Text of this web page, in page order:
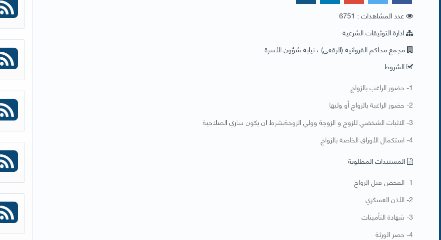
عدد المشاهدات : 6751
ادارة التوثيقات الشرعية
مجمع محاكم الفروانية (الرقعي) ، نيابة شؤون الأسرة
الشروط
​1- حضور الراغب بالزواج
2- حضور الراغبة بالزواج أو وليها​
3- الاثبات الشخضي للزوج و الزوجة وولي الزوجةبشرط ان يكون ساري الصلاحية
4- استكمال الأوراق الخاصة بالزواج
المستندات المطلوبة
​1- الفحص قبل الزواج
2- الأذن العسكري
3- شهادة التأمينات
4- حصر الورثة